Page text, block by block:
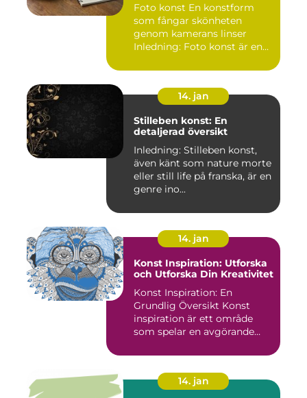
Foto konst En konstform
som fångar skönheten
genom kamerans linser
Inledning: Foto konst är en
14. jan
Stilleben konst: En
detaljerad översikt
Inledning: Stilleben konst,
även känt som nature morte
eller still life på franska, är en
genre ino...
14. jan
Konst Inspiration: Utforska
och Utforska Din Kreativitet
Konst Inspiration: En
Grundlig Översikt Konst
inspiration är ett område
som spelar en avgörande
14. jan